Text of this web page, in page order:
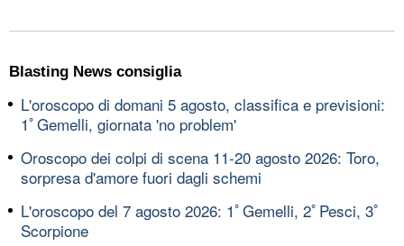
Blasting News consiglia
L'oroscopo di domani 5 agosto, classifica e previsioni:
1ﾟGemelli, giornata 'no problem'
Oroscopo dei colpi di scena 11-20 agosto 2026: Toro,
sorpresa d'amore fuori dagli schemi
L'oroscopo del 7 agosto 2026: 1ﾟGemelli, 2ﾟPesci, 3ﾟ
Scorpione